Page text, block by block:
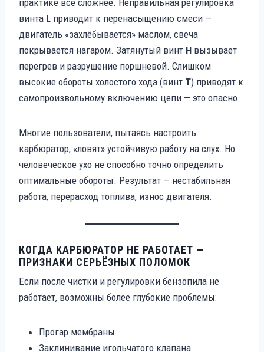
винта L приводит к перенасыщению смеси —
двигатель «захлёбывается» маслом, свеча
покрывается нагаром. Затянутый винт H вызывает
перегрев и разрушение поршневой. Слишком
высокие обороты холостого хода (винт T) приводят к
самопроизвольному включению цепи — это опасно.
Многие пользователи, пытаясь настроить
карбюратор, «ловят» устойчивую работу на слух. Но
человеческое ухо не способно точно определить
оптимальные обороты. Результат — нестабильная
работа, перерасход топлива, износ двигателя.
КОГДА КАРБЮРАТОР НЕ РАБОТАЕТ —
ПРИЗНАКИ СЕРЬЁЗНЫХ ПОЛОМОК
Если после чистки и регулировки бензопила не
работает, возможны более глубокие проблемы:
Прогар мембраны
Заклинивание игольчатого клапана